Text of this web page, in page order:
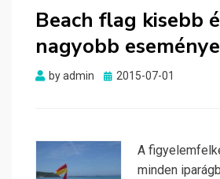
Beach flag kisebb
nagyobb
byadmin
Posted
2015-07-01
A
minden